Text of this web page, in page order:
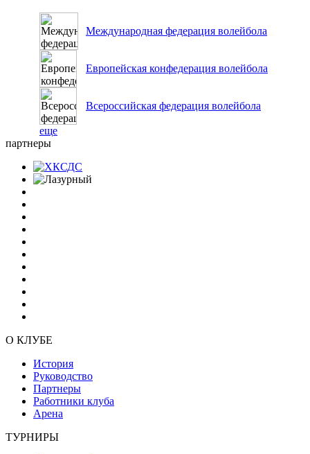
Международная федерация волейбола
Европейская конфедерация волейбола
Всероссийская федерация волейбола
еще
партнеры
О КЛУБЕ
История
Руководство
Партнеры
Работники клуба
Арена
ТУРНИРЫ